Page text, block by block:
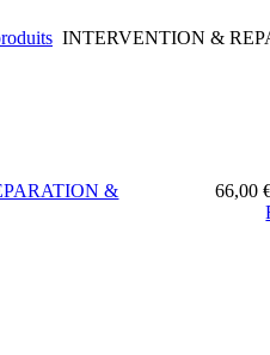
INTERVENTION &
&
66,00